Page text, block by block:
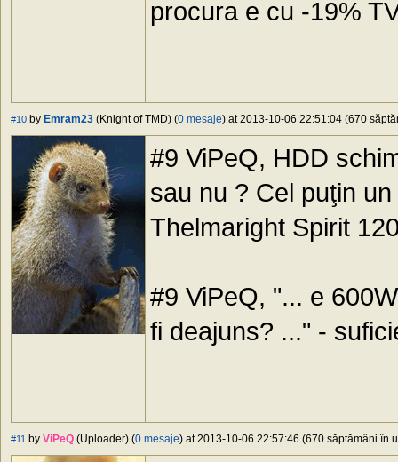
procura e cu -19%
#10 by Emram23 (Knight of TMD) (0 mesaje) at 2013-10-06 22:51:04 (670
#9 ViPeQ, HDD
sau nu ? Cel puţin
Thelmaright Spirit
#9 ViPeQ, "... e
fi deajuns? ..." -
#11 by ViPeQ (Uploader) (0 mesaje) at 2013-10-06 22:57:46 (670 săptămâni în